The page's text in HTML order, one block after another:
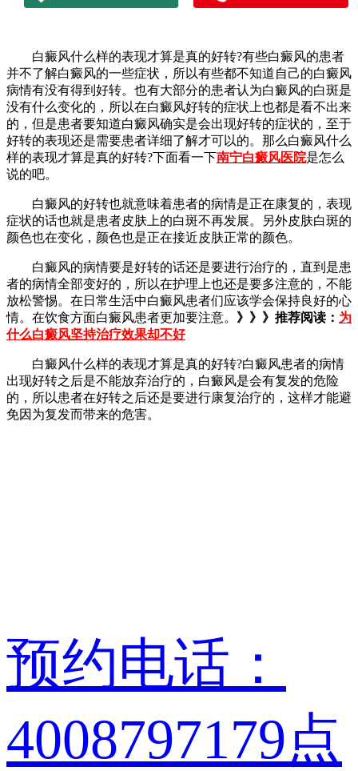
白癜风什么样的表现才算是真的好转?有些白癜风的患者
并不了解白癜风的一些症状，所以有些都不知道自己的白癜风
病情有没有得到好转。也有大部分的患者认为白癜风的白斑是
没有什么变化的，所以在白癜风好转的症状上也都是看不出来
的，但是患者要知道白癜风确实是会出现好转的症状的，至于
好转的表现还是需要患者详细了解才可以的。那么白癜风什么
样的表现才算是真的好转?下面看一下南宁白癜风医院是怎么
说的吧。
白癜风的好转也就意味着患者的病情是正在康复的，表现
症状的话也就是患者皮肤上的白斑不再发展。另外皮肤白斑的
颜色也在变化，颜色也是正在接近皮肤正常的颜色。
白癜风的病情要是好转的话还是要进行治疗的，直到是患
者的病情全部变好的，所以在护理上也还是要多注意的，不能
放松警惕。在日常生活中白癜风患者们应该学会保持良好的心
情。在饮食方面白癜风患者更加要注意。 》》》推荐阅读： 为
什么白癜风坚持治疗效果却不好
白癜风什么样的表现才算是真的好转?白癜风患者的病情
出现好转之后是不能放弃治疗的，白癜风是会有复发的危险
的，所以患者在好转之后还是要进行康复治疗的，这样才能避
免因为复发而带来的危害。
预约电话：
4008797179点